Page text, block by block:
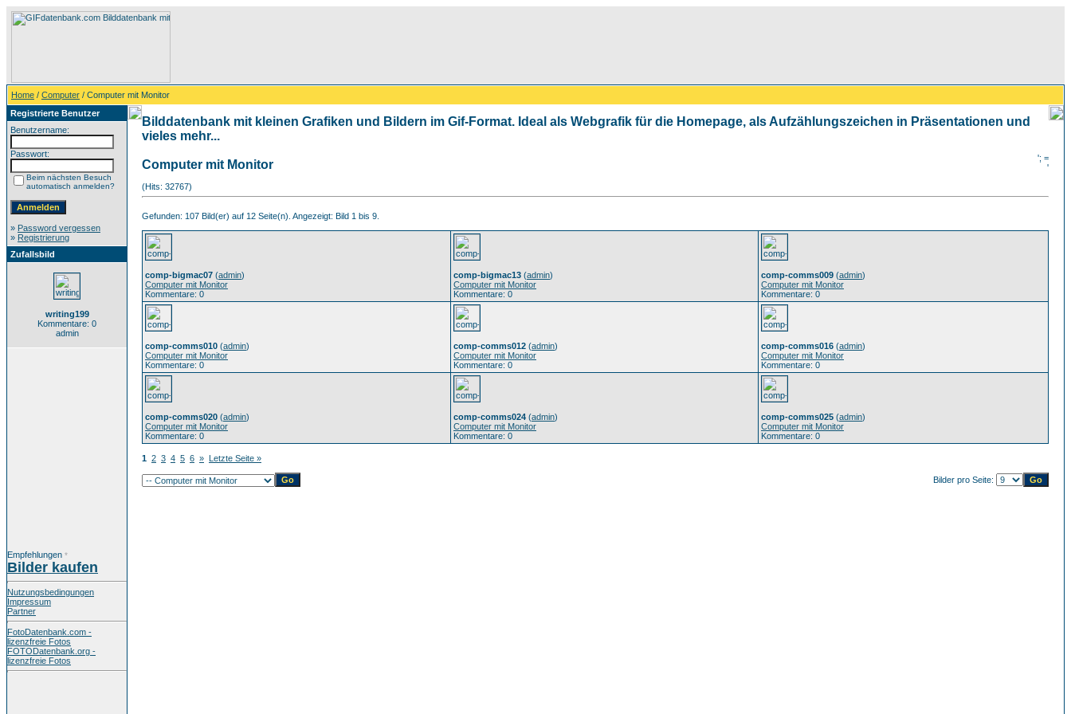
Home / Computer / Computer mit Monitor
Registrierte Benutzer
Benutzername:
Passwort:
Beim nächsten Besuch
automatisch anmelden?
» Password vergessen
» Registrierung
Zufallsbild
writing199
Kommentare: 0
admin
Empfehlungen *
Bilder kaufen
Nutzungsbedingungen
Impressum
Partner
FotoDatenbank.com -
lizenzfreie Fotos
FOTODatenbank.org -
lizenzfreie Fotos
Bilddatenbank mit kleinen Grafiken und Bildern im Gif-Format. Ideal als Webgrafik für die Homepage, als Aufzählungszeichen in Präsentationen und
vieles mehr...
Computer mit Monitor
'; =
'
(Hits: 32767)
Gefunden: 107 Bild(er) auf 12 Seite(n). Angezeigt: Bild 1 bis 9.
comp-bigmac07 (admin)
Computer mit Monitor
Kommentare: 0
comp-bigmac13 (admin)
Computer mit Monitor
Kommentare: 0
comp-comms009 (admin)
Computer mit Monitor
Kommentare: 0
comp-comms010 (admin)
Computer mit Monitor
Kommentare: 0
comp-comms012 (admin)
Computer mit Monitor
Kommentare: 0
comp-comms016 (admin)
Computer mit Monitor
Kommentare: 0
comp-comms020 (admin)
Computer mit Monitor
Kommentare: 0
comp-comms024 (admin)
Computer mit Monitor
Kommentare: 0
comp-comms025 (admin)
Computer mit Monitor
Kommentare: 0
1 2 3 4 5 6 » Letzte Seite »
Bilder pro Seite: